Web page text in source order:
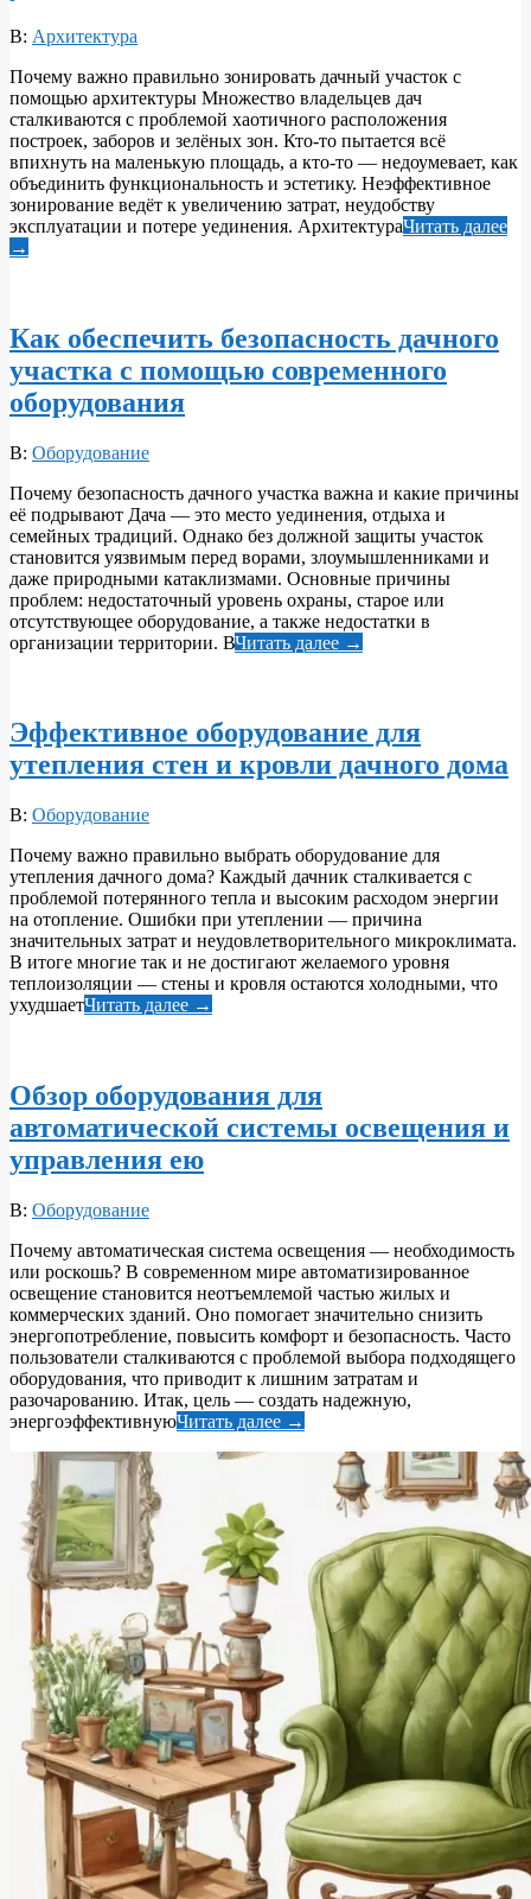
2026-
10
В: Архитектура
Почему важно правильно зонировать дачный участок с
помощью архитектуры Множество владельцев дач
сталкиваются с проблемой хаотичного расположения
построек, заборов и зелёных зон. Кто-то пытается всё
впихнуть на маленькую площадь, а кто-то — недоумевает, как
объединить функциональность и эстетику. Неэффективное
зонирование ведёт к увеличению затрат, неудобству
эксплуатации и потере уединения. АрхитектураЧитать далее
→
Как обеспечить безопасность дачного
участка с помощью современного
оборудования
2026-
10
В: Оборудование
Почему безопасность дачного участка важна и какие причины
её подрывают Дача — это место уединения, отдыха и
семейных традиций. Однако без должной защиты участок
становится уязвимым перед ворами, злоумышленниками и
даже природными катаклизмами. Основные причины
проблем: недостаточный уровень охраны, старое или
отсутствующее оборудование, а также недостатки в
организации территории. ВЧитать далее →
Эффективное оборудование для
утепления стен и кровли дачного дома
2026-
10
В: Оборудование
Почему важно правильно выбрать оборудование для
утепления дачного дома? Каждый дачник сталкивается с
проблемой потерянного тепла и высоким расходом энергии
на отопление. Ошибки при утеплении — причина
значительных затрат и неудовлетворительного микроклимата.
В итоге многие так и не достигают желаемого уровня
теплоизоляции — стены и кровля остаются холодными, что
ухудшаетЧитать далее →
Обзор оборудования для
автоматической системы освещения и
управления ею
2026-
10
В: Оборудование
Почему автоматическая система освещения — необходимость
или роскошь? В современном мире автоматизированное
освещение становится неотъемлемой частью жилых и
коммерческих зданий. Оно помогает значительно снизить
энергопотребление, повысить комфорт и безопасность. Часто
пользователи сталкиваются с проблемой выбора подходящего
оборудования, что приводит к лишним затратам и
разочарованию. Итак, цель — создать надежную,
энергоэффективнуюЧитать далее →